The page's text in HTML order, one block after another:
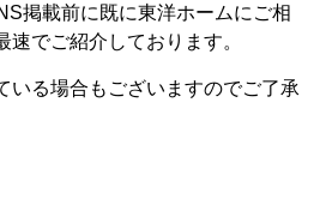
掲載前に既に東洋ホームにご相
でご紹介しております。
いる場合もございますのでご了承